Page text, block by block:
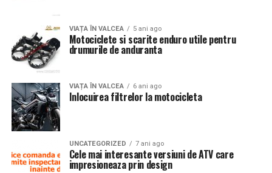
VIAȚA ÎN VALCEA 5 ani ago
Motociclete si scarite enduro utile pentru
drumurile de anduranta
VIAȚA ÎN VALCEA 6 ani ago
Inlocuirea filtrelor la motocicleta
UNCATEGORIZED 7 ani ago
Cele mai interesante versiuni de ATV care
impresioneaza prin design